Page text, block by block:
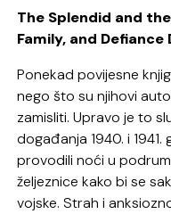
The Splendid and
Family, and
Ponekad povijesne
nego što su njihovi
zamisliti. Upravo je to
događanja 1940. i
provodili noći u
željeznice kako bi se
vojske. Strah i